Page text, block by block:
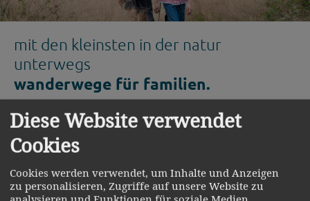
mit den kleinsten in der natur
unterwegs
wanderwege für familien.
Kinder tollen gerne im Freien, spielen und haben Spaß.
Was also liegt näher, als eine abwechslungsreiche
Unvergessliche Tage, die in Windeseile vergehen und
Diese Website verwendet
Cookies
Cookies werden verwendet, um Inhalte und Anzeigen
zu personalisieren, Zugriffe auf unsere Website zu